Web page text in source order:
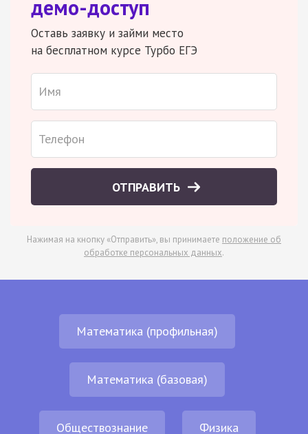
демо-доступ
Оставь заявку и займи место
на бесплатном курсе Турбо ЕГЭ
ОТПРАВИТЬ
Нажимая на кнопку «Отправить», вы принимаете положение об
обработке персональных данных.
Математика (профильная)
Математика (базовая)
Обществознание Физика